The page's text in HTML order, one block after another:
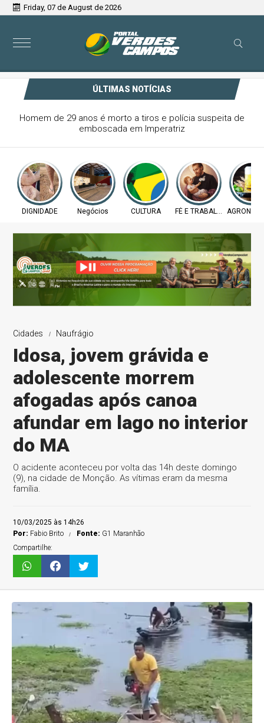
Friday, 07 de August de 2026
ÚLTIMAS NOTÍCIAS
Homem de 29 anos é morto a tiros e polícia suspeita de
emboscada em Imperatriz
DIGNIDADE Negócios CULTURA FÉ E TRABALHO
Cidades Naufrágio
Idosa, jovem grávida e
adolescente morrem
afogadas após canoa
afundar em lago no interior
do MA
O acidente aconteceu por volta das 14h deste domingo
(9), na cidade de Monção. As vítimas eram da mesma
família.
10/03/2025 às 14h26
Por: Fabio Brito Fonte: G1 Maranhão
Compartilhe: